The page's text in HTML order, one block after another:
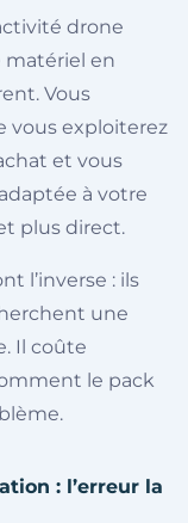
drone
matériel en
Vous
vous exploiterez
et vous
à votre
plus direct.
l’inverse : ils
une
Il coûte
le pack
: l’erreur la